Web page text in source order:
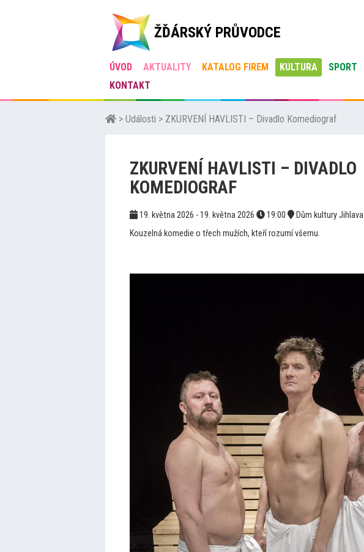
ŽĎÁRSKÝ PRŮVODCE
ÚVOD AKTUALITY KATALOG FIREM KULTURA SPORT
KONTAKT
> Události > ZKURVENÍ HAVLISTI – Divadlo Komediograf
ZKURVENÍ HAVLISTI – DIVADLO
KOMEDIOGRAF
19. května 2026 - 19. května 2026 19:00
Dům kultury Jihlava
Kouzelná komedie o třech mužích, kteří rozumí všemu.